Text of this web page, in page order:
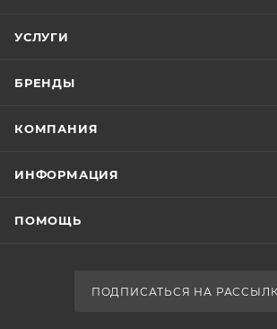
УСЛУГИ
БРЕНДЫ
КОМПАНИЯ
ИНФОРМАЦИЯ
ПОМОЩЬ
ПОДПИСАТЬСЯ НА